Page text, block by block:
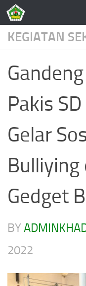
Skip to
KEGIATAN
Pakis
Gelar
Bulliying
Gedget
BY
2022